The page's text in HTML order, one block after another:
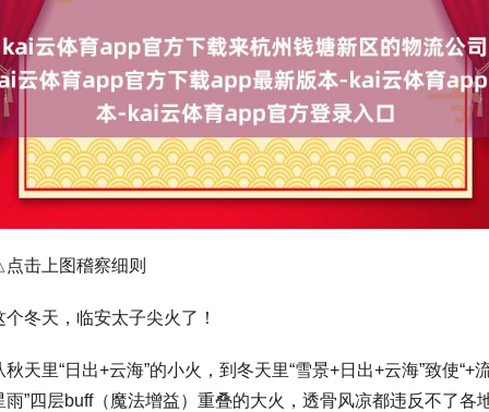
击上图稽察细则
个冬天，临安太子尖火了！
秋天里“日出+云海”的小火，到冬天里“雪景+日出+云海”致使“+
雨”四层buff（魔法增益）重叠的大火，透骨风凉都违反不了各